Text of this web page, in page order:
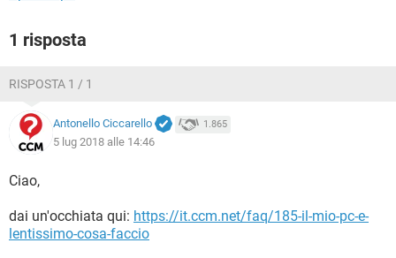
1 risposta
RISPOSTA 1 / 1
Antonello Ciccarello 1.865
5 lug 2018 alle 14:46
Ciao,
dai un'occhiata qui: https://it.ccm.net/faq/185-il-mio-pc-e-
lentissimo-cosa-faccio